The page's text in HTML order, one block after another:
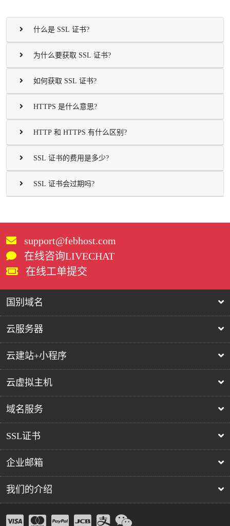
什么是 SSL 证书?
为什么要获取 SSL 证书?
如何获取 SSL 证书?
HTTPS 是什么意思?
HTTP 和 HTTPS 有什么区别?
SSL 证书的费用是多少?
SSL 证书会过期吗?
support@febhost.com
在线咨询LIVECHAT
在线工单提交
国别域名
云服务器
云建站+小程序
云虚拟主机
域名服务
SSL证书
企业邮箱
我们的介绍